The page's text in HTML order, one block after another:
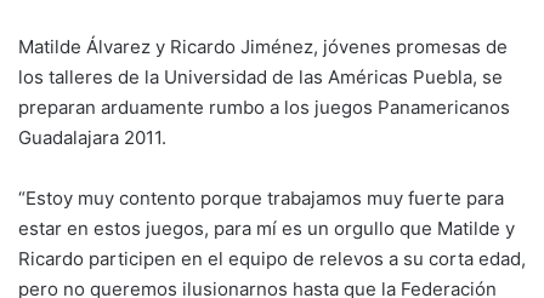
Matilde Álvarez y Ricardo Jiménez, jóvenes promesas de
los talleres de la Universidad de las Américas Puebla, se
preparan arduamente rumbo a los juegos Panamericanos
Guadalajara 2011.
“Estoy muy contento porque trabajamos muy fuerte para
estar en estos juegos, para mí es un orgullo que Matilde y
Ricardo participen en el equipo de relevos a su corta edad,
pero no queremos ilusionarnos hasta que la Federación